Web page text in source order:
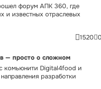
форум АПК 360, где
и известных отраслевых
1520
— просто о сложном
комьюнити Digital4food и
разработки